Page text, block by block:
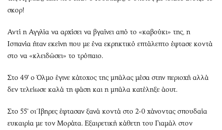
σκορ!
Αντί η Αγγλία να αρχίσει να βγαίνει από το «καβούκι» της, η
Ισπανία ήταν εκείνη που με ένα εκρηκτικό επτάλεπτο έφτασε κοντά
στο να «κλειδώσει» το τρόπαιο.
Στο 49' ο Όλμο έγινε κάτοχος της μπάλας μέσα στην περιοχή αλλά
δεν τελείωσε καλά τη φάση και η μπάλα κατέληξε άουτ.
Στο 55' οι Ίβηρες έφτασαν ξανά κοντά στο 2-0 χάνοντας σπουδαία
ευκαιρία με τον Μοράτα. Εξαιρετική κάθετη του Γιαμάλ στον